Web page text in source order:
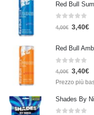
Red Bull
Su 5
4,00€ 3,40€
Su 5
4,00€ 3,40€
Prezzo più
Shades By